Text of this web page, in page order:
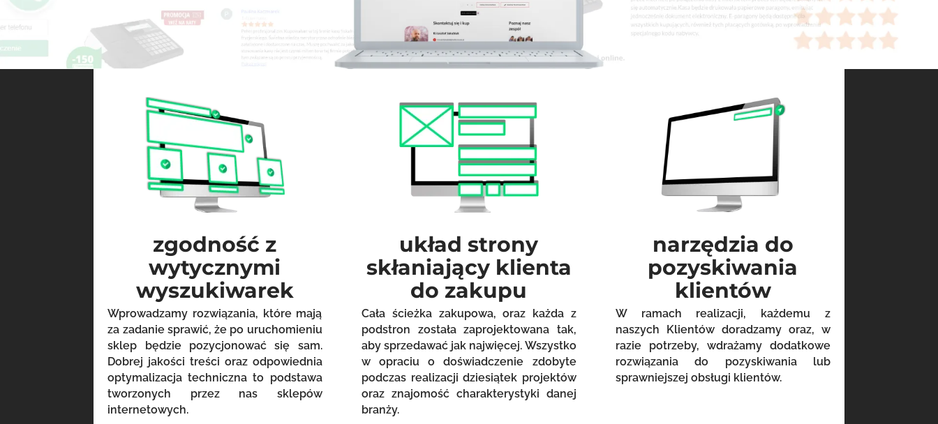
zgodność z
wytycznymi
wyszukiwarek
Wprowadzamy rozwiązania, które mają
za zadanie sprawić, że po uruchomieniu
sklep będzie pozycjonować się sam.
Dobrej jakości treści oraz odpowiednia
optymalizacja techniczna to podstawa
tworzonych przez nas sklepów
internetowych.
układ strony
skłaniający klienta
do zakupu
Cała ścieżka zakupowa, oraz każda z
podstron została zaprojektowana tak,
aby sprzedawać jak najwięcej. Wszystko
w opraciu o doświadczenie zdobyte
podczas realizacji dziesiątek projektów
oraz znajomość charakterystyki danej
branży.
narzędzia do
pozyskiwania
klientów
W ramach realizacji, każdemu z
naszych Klientów doradzamy oraz, w
razie potrzeby, wdrażamy dodatkowe
rozwiązania do pozyskiwania lub
sprawniejszej obsługi klientów.